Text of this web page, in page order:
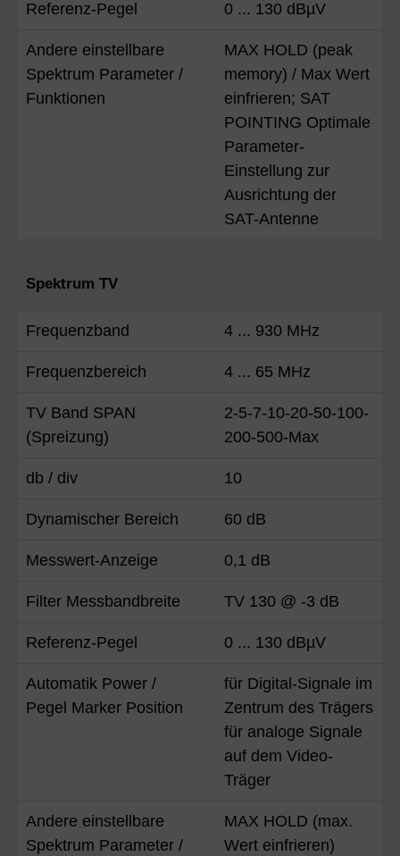
Referenz-Pegel 0 ... 130 dBµV
Andere einstellbare
Spektrum Parameter /
Funktionen
MAX HOLD (peak
memory) / Max Wert
einfrieren; SAT
POINTING Optimale
Parameter-
Einstellung zur
Ausrichtung der
SAT-Antenne
Spektrum TV
Frequenzband 4 ... 930 MHz
Frequenzbereich 4 ... 65 MHz
TV Band SPAN
(Spreizung)
2-5-7-10-20-50-100-
200-500-Max
db / div 10
Dynamischer Bereich 60 dB
Messwert-Anzeige 0,1 dB
Filter Messbandbreite TV 130 @ -3 dB
Referenz-Pegel 0 ... 130 dBµV
Automatik Power /
Pegel Marker Position
für Digital-Signale im
Zentrum des Trägers
für analoge Signale
auf dem Video-
Träger
Andere einstellbare
Spektrum Parameter /
MAX HOLD (max.
Wert einfrieren)